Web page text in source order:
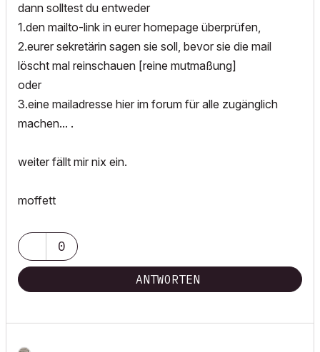
dann solltest du entweder
1.den mailto-link in eurer homepage überprüfen,
2.eurer sekretärin sagen sie soll, bevor sie die mail
löscht mal reinschauen [reine mutmaßung]
oder
3.eine mailadresse hier im forum für alle zugänglich
machen... .
weiter fällt mir nix ein.
moffett
0
ANTWORTEN